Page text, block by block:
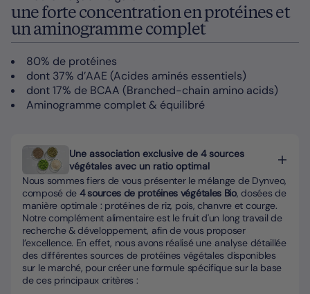
une forte concentration en protéines et
un aminogramme complet
80% de protéines
dont 37% d’AAE (Acides aminés essentiels)
dont 17% de BCAA (Branched-chain amino acids)
Aminogramme complet & équilibré
Une association exclusive de 4 sources
végétales avec un ratio optimal
Nous sommes fiers de vous présenter le mélange de Dynveo,
composé de 4 sources de protéines végétales Bio, dosées de
manière optimale : protéines de riz, pois, chanvre et courge.
Notre complément alimentaire est le fruit d'un long travail de
recherche & développement, afin de vous proposer
l’excellence. En effet, nous avons réalisé une analyse détaillée
des différentes sources de protéines végétales disponibles
sur le marché, pour créer une formule spécifique sur la base
de ces principaux critères :